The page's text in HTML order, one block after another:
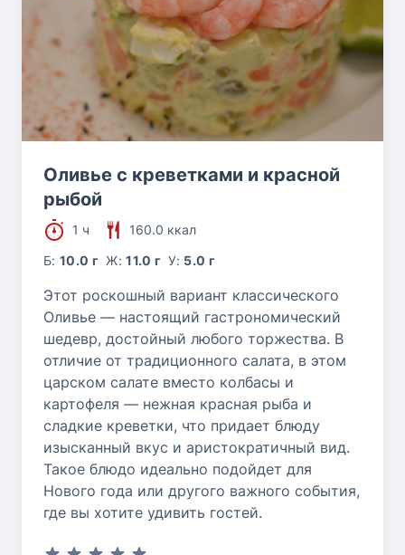
Оливье с креветками и красной
рыбой
1 ч
160.0 ккал
Б:10.0 г Ж:11.0 г У: 5.0 г
Этот роскошный вариант классического
Оливье — настоящий гастрономический
шедевр, достойный любого торжества. В
отличие от традиционного салата, в этом
царском салате вместо колбасы и
картофеля — нежная красная рыба и
сладкие креветки, что придает блюду
изысканный вкус и аристократичный вид.
Такое блюдо идеально подойдет для
Нового года или другого важного события,
где вы хотите удивить гостей.